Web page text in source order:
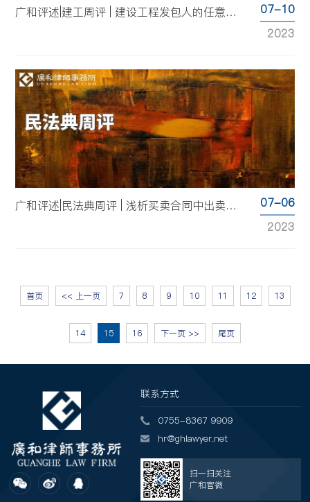
广和评述|建工周评 | 建设工程发包人的任意解除权
07-10
2023
广和评述|民法典周评 | 浅析买卖合同中出卖人多交付标的物的处理规则
07-06
2023
首页 << 上一页 7 8 9 10 11 12 13
14 15 16 下一页 >> 尾页
联系方式
0755-8367 9909
hr@ghlawyer.net
扫一扫关注
广和官微